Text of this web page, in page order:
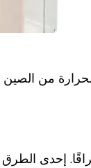
من
إحدى